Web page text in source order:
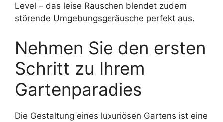
Level – das leise Rauschen blendet zudem
störende Umgebungsgeräusche perfekt aus.
Nehmen Sie den ersten
Schritt zu Ihrem
Gartenparadies
Die Gestaltung eines luxuriösen Gartens ist eine